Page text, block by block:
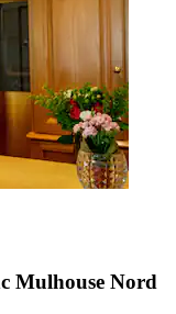
Mulhouse Nord